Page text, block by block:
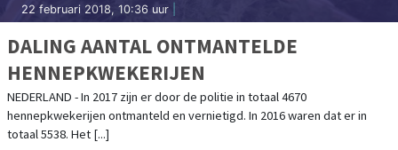
22 februari 2018, 10:36 uur
DALING AANTAL ONTMANTELDE
HENNEPKWEKERIJEN
NEDERLAND - In 2017 zijn er door de politie in totaal 4670
hennepkwekerijen ontmanteld en vernietigd. In 2016 waren dat er in
totaal 5538. Het [...]